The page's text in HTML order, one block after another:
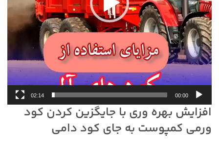
00:00
02:14
افزایش بهره وری با جایگزین کردن کود
ورمی کمپوست به جای کود دامی